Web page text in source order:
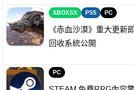
XBOXSX PS5 PC
《赤血沙漠》重大更新
回收系統公開
PC